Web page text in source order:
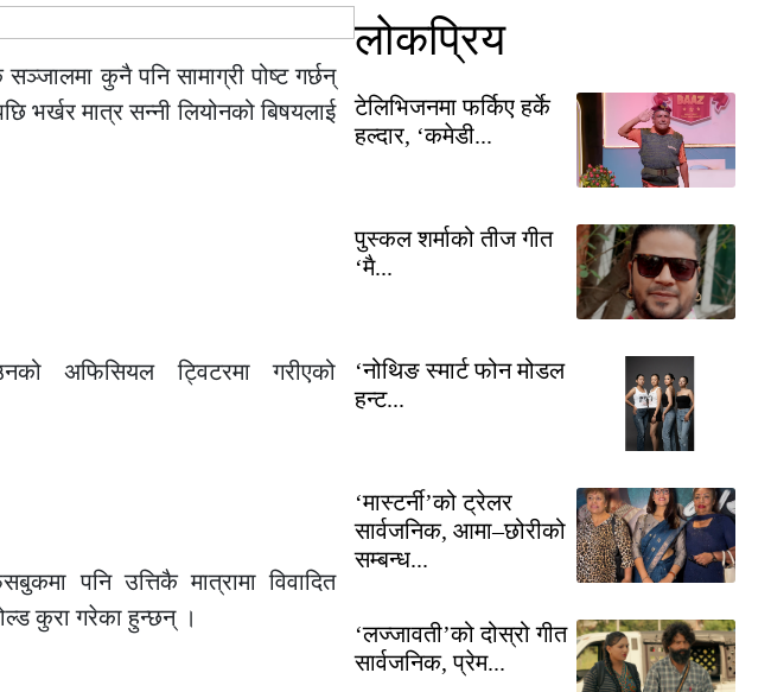
कुनै पनि सामाग्री पोष्ट गर्छन्
भर्खर मात्र सन्नी लियोनको बिषयलाई
अफिसियल ट्विटरमा गरीएको
पनि उत्तिकै मात्रामा विवादित
कुरा गरेका हुन्छन् ।
लोकप्रिय
टेलिभिजनमा फर्किए हर्के
हल्दार, ‘कमेडी...
पुस्कल शर्माको तीज गीत
‘मै...
‘नोथिङ स्मार्ट फोन मोडल
हन्ट...
‘मास्टर्नी’को ट्रेलर
सार्वजनिक, आमा–छोरीको
सम्बन्ध...
‘लज्जावती’को दोस्रो गीत
सार्वजनिक, प्रेम...